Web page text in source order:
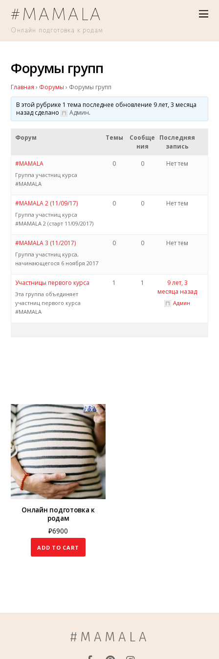
#MAMALA
Онлайн подготовка к родам
Форумы групп
Главная › Форумы › Форумы групп
В этой рубрике 1 тема последнее обновление 9 лет, 3 месяца
назад сделано
Админ.
Форум Темы
Сообще
ния
Последняя
запись
#MAMALA
Группа участниц курса
#MAMALA
0 0 Нет тем
#MAMALA 2 (11/09/17)
Группа участниц курса
#MAMALA 2 (старт 11/09/2017)
0 0 Нет тем
#MAMALA 3 (11/2017)
Группа участниц курса,
начинающегося 6 ноября 2017
0 0 Нет тем
Участницы первого курса
Эта группа объединяет
участниц первого курса
#MAMALA
1 1
9 лет, 3
месяца назад
Админ
Онлайн подготовка к
родам
₽6900
ADD TO CART
#MAMALA